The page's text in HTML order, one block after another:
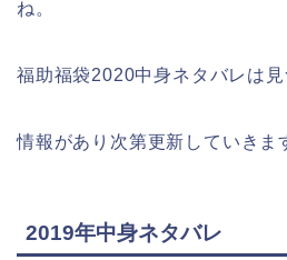
ね。
福助福袋2020中身ネタバレは見
情報があり次第更新していきま
2019年中身ネタバレ